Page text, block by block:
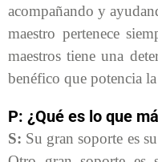
acompañando y
maestro pertenece
maestros tiene una
benéfico que potencia
P: ¿Qué es lo que
S: Su gran soporte es